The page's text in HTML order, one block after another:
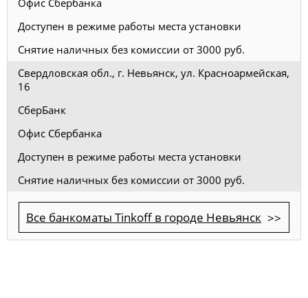
Доступен в режиме работы места установки
Снятие наличных без комиссии от 3000 руб.
Свердловская обл., г. Невьянск, ул. Красноармейская,
16
СберБанк
Офис Сбербанка
Доступен в режиме работы места установки
Снятие наличных без комиссии от 3000 руб.
Все банкоматы Tinkoff в городе Невьянск